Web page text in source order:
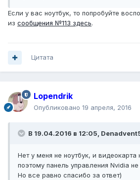
Если у вас ноутбук, то попробуйте
из сообщения №113 здесь.
Цитата
Lopendrik
Опубликовано 19 апреля, 2016
В 19.04.2016 в 12:05,
Нет у меня не ноутбук, и видеокарта
поэтому панель управления Nvidia не
Но все равно спасибо за ответ)